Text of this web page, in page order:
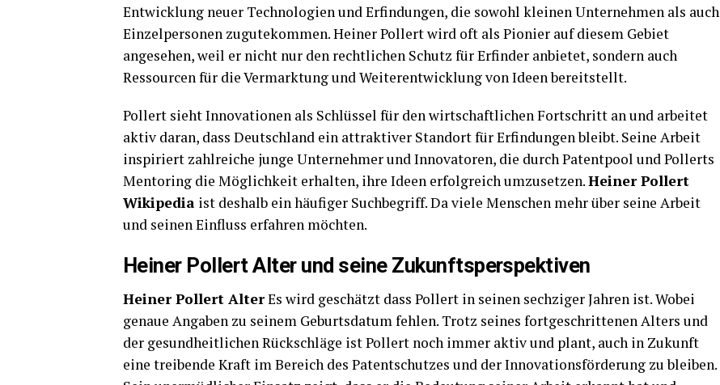
Entwicklung neuer Technologien und Erfindungen, die sowohl kleinen Unternehmen als auch
Einzelpersonen zugutekommen. Heiner Pollert wird oft als Pionier auf diesem Gebiet
angesehen, weil er nicht nur den rechtlichen Schutz für Erfinder anbietet, sondern auch
Ressourcen für die Vermarktung und Weiterentwicklung von Ideen bereitstellt.
Pollert sieht Innovationen als Schlüssel für den wirtschaftlichen Fortschritt an und arbeitet
aktiv daran, dass Deutschland ein attraktiver Standort für Erfindungen bleibt. Seine Arbeit
inspiriert zahlreiche junge Unternehmer und Innovatoren, die durch Patentpool und Pollerts
Mentoring die Möglichkeit erhalten, ihre Ideen erfolgreich umzusetzen.Heiner Pollert
Wikipedia ist deshalb ein häufiger Suchbegriff. Da viele Menschen mehr über seine Arbeit
und seinen Einfluss erfahren möchten.
Heiner Pollert Alter und seine Zukunftsperspektiven
Heiner Pollert AlterEs wird geschätzt dass Pollert in seinen sechziger Jahren ist. Wobei
genaue Angaben zu seinem Geburtsdatum fehlen. Trotz seines fortgeschrittenen Alters und
der gesundheitlichen Rückschläge ist Pollert noch immer aktiv und plant, auch in Zukunft
eine treibende Kraft im Bereich des Patentschutzes und der Innovationsförderung zu bleiben.